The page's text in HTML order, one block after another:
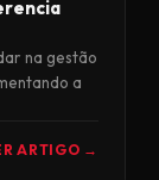
na gestão
a
ARTIGO →